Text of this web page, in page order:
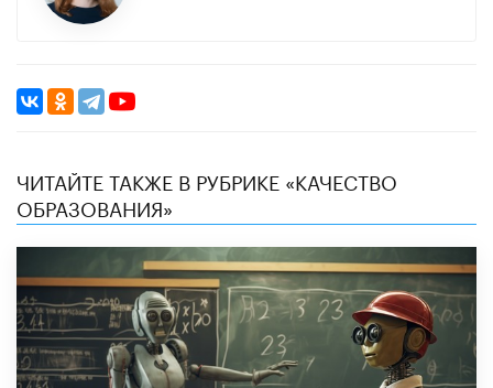
ЧИТАЙТЕ ТАКЖЕ В РУБРИКЕ «КАЧЕСТВО
ОБРАЗОВАНИЯ»